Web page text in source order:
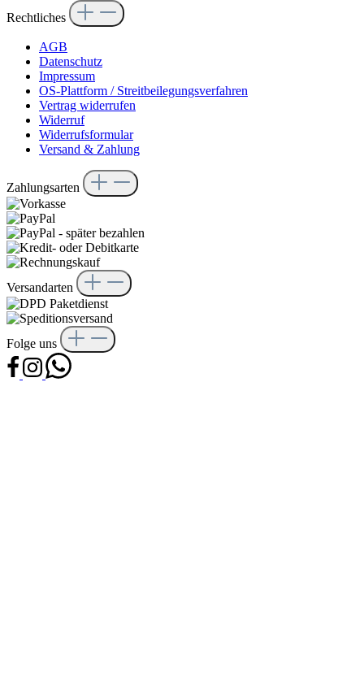
Rechtliches
AGB
Datenschutz
Impressum
OS-Plattform / Streitbeilegungsverfahren
Vertrag widerrufen
Widerruf
Widerrufsformular
Versand & Zahlung
Zahlungsarten
Versandarten
Folge uns